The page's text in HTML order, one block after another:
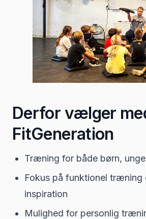
Derfor vælger
FitGeneration
Træning for både børn,
Fokus på funktionel
inspiration
Mulighed for personlig